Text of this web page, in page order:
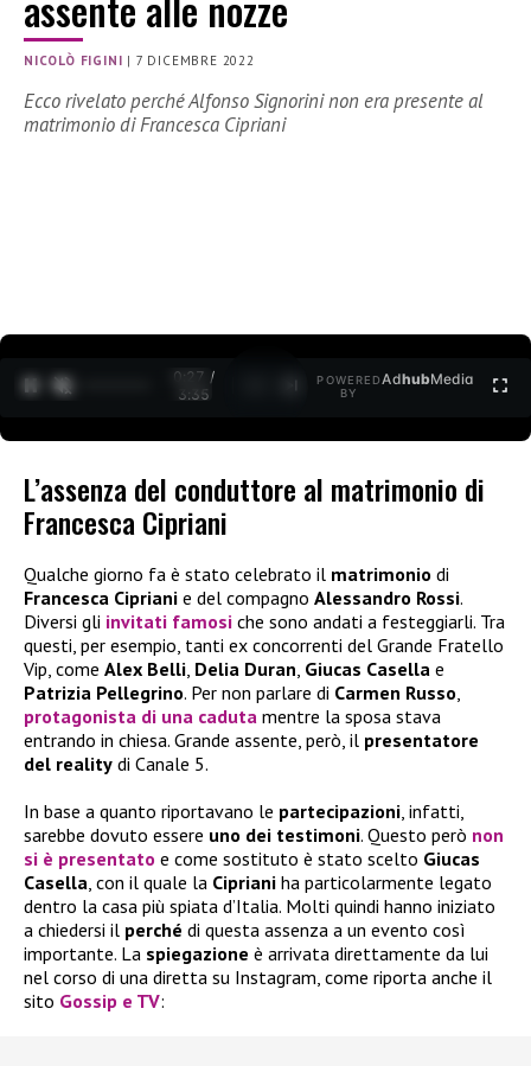
NICOLÒ FIGINI | 7 DICEMBRE 2022
Ecco rivelato perché Alfonso Signorini non era presente al
matrimonio di Francesca Cipriani
0:28 /
3:35
POWERED
BY
AdhubMedia
L’assenza del conduttore al matrimonio di
Francesca Cipriani
Qualche giorno fa è stato celebrato il matrimonio di
Francesca Cipriani e del compagno Alessandro Rossi.
Diversi gli invitati famosi che sono andati a festeggiarli. Tra
questi, per esempio, tanti ex concorrenti del Grande Fratello
Vip, come Alex Belli, Delia Duran, Giucas Casella e
Patrizia Pellegrino. Per non parlare di Carmen Russo,
protagonista di una caduta mentre la sposa stava
entrando in chiesa. Grande assente, però, il presentatore
del reality di Canale 5.
In base a quanto riportavano le partecipazioni, infatti,
sarebbe dovuto essere uno dei testimoni. Questo però non
si è presentato e come sostituto è stato scelto Giucas
Casella, con il quale la Cipriani ha particolarmente legato
dentro la casa più spiata d’Italia. Molti quindi hanno iniziato
a chiedersi il perché di questa assenza a un evento così
importante. La spiegazione è arrivata direttamente da lui
nel corso di una diretta su Instagram, come riporta anche il
sito Gossip e TV: